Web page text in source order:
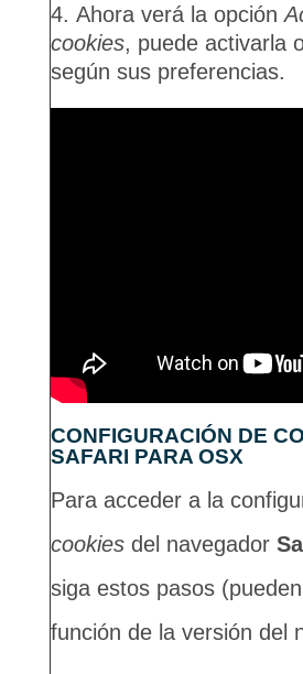
Ahora verá la opción
cookies, puede activarla
según sus preferencias.
CONFIGURACIÓN DE
SAFARI PARA OSX
Para acceder a la
cookiesdel navegador
siga estos pasos
función de la versión del